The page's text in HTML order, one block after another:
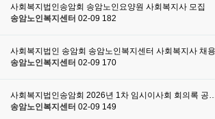
사회복지법인송암회 송암노인요양원 사회복지사 모집
송암노인복지센터 02-09 182
사회복지법인 송암회 송암노인복지센터 사회복지사 채
송암노인복지센터 02-09 170
사회복지법인송암회 2026년 1차 임시이사회 회의록 공
송암노인복지센터 02-09 149